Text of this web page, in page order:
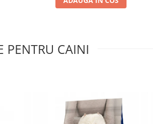
PENTRU CAINI